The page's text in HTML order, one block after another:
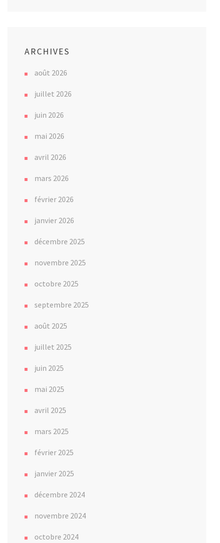
ARCHIVES
août 2026
juillet 2026
juin 2026
mai 2026
avril 2026
mars 2026
février 2026
janvier 2026
décembre 2025
novembre 2025
octobre 2025
septembre 2025
août 2025
juillet 2025
juin 2025
mai 2025
avril 2025
mars 2025
février 2025
janvier 2025
décembre 2024
novembre 2024
octobre 2024